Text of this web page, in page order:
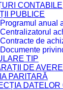
CONTABILE
PUBLICE
anual
de
TIP
DE
PARITARĂ